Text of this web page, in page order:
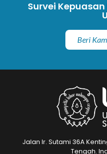
Survei
Beri
Jalan Ir. Sutami 36A
Tengah.